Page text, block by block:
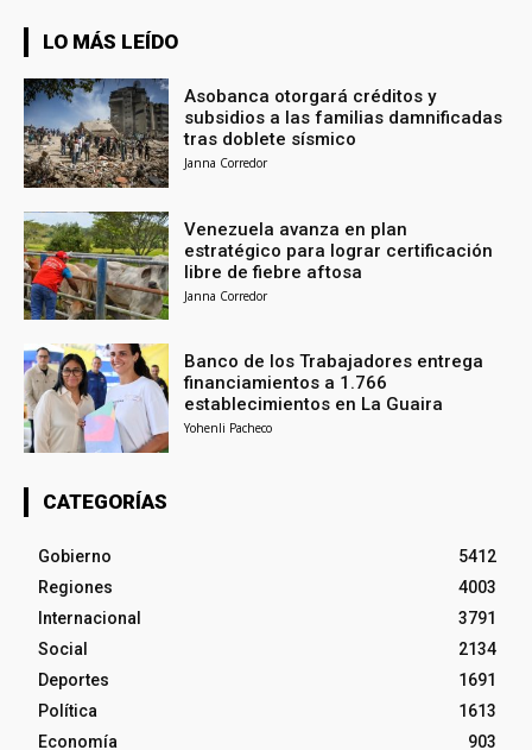
LO MÁS LEÍDO
Asobanca otorgará créditos y
subsidios a las familias damnificadas
tras doblete sísmico
Janna Corredor
Venezuela avanza en plan
estratégico para lograr certificación
libre de fiebre aftosa
Janna Corredor
Banco de los Trabajadores entrega
financiamientos a 1.766
establecimientos en La Guaira
Yohenli Pacheco
CATEGORÍAS
Gobierno
5412
Regiones
4003
Internacional
3791
Social
2134
Deportes
1691
Política
1613
Economía
903